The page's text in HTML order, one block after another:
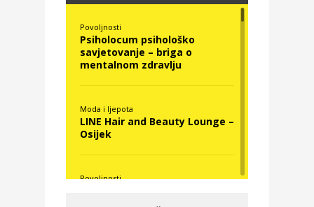
Povoljnosti
Psiholocum psihološko
savjetovanje – briga o
mentalnom zdravlju
Moda i ljepota
LINE Hair and Beauty Lounge –
Osijek
Povoljnosti